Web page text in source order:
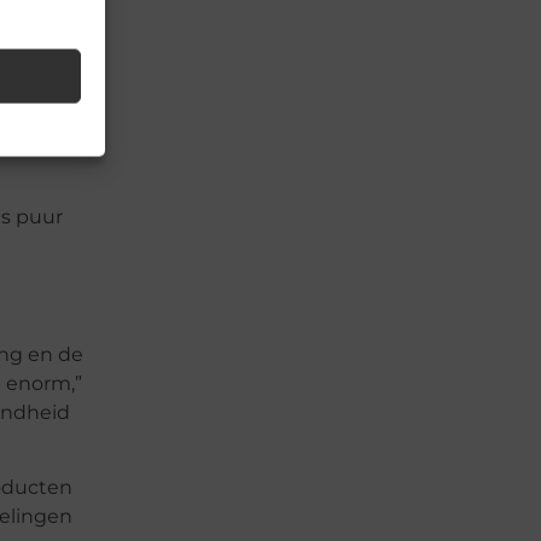
je
puur
en de